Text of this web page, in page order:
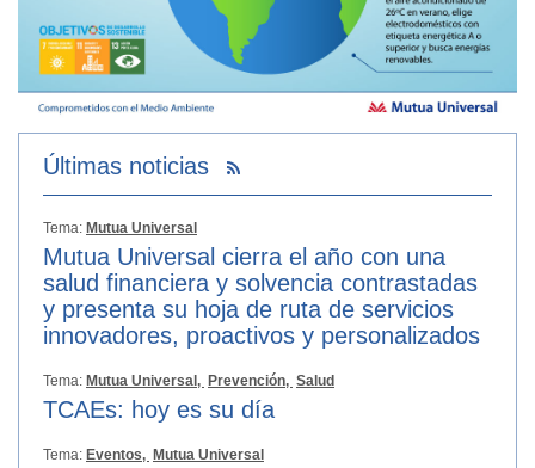
Últimas noticias
Tema: Mutua Universal
Mutua Universal cierra el año con una
salud financiera y solvencia contrastadas
y presenta su hoja de ruta de servicios
innovadores, proactivos y personalizados
Tema: Mutua Universal, Prevención, Salud
TCAEs: hoy es su día
Tema: Eventos, Mutua Universal